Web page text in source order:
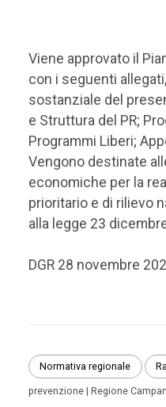
Viene approvato il
con i seguenti
sostanziale del
e Struttura del PR;
Programmi Liberi;
Vengono destinate
economiche per la
prioritario e di rilievo
alla legge 23
DGR 28 novembre
Normativa regionale
prevenzione Regione